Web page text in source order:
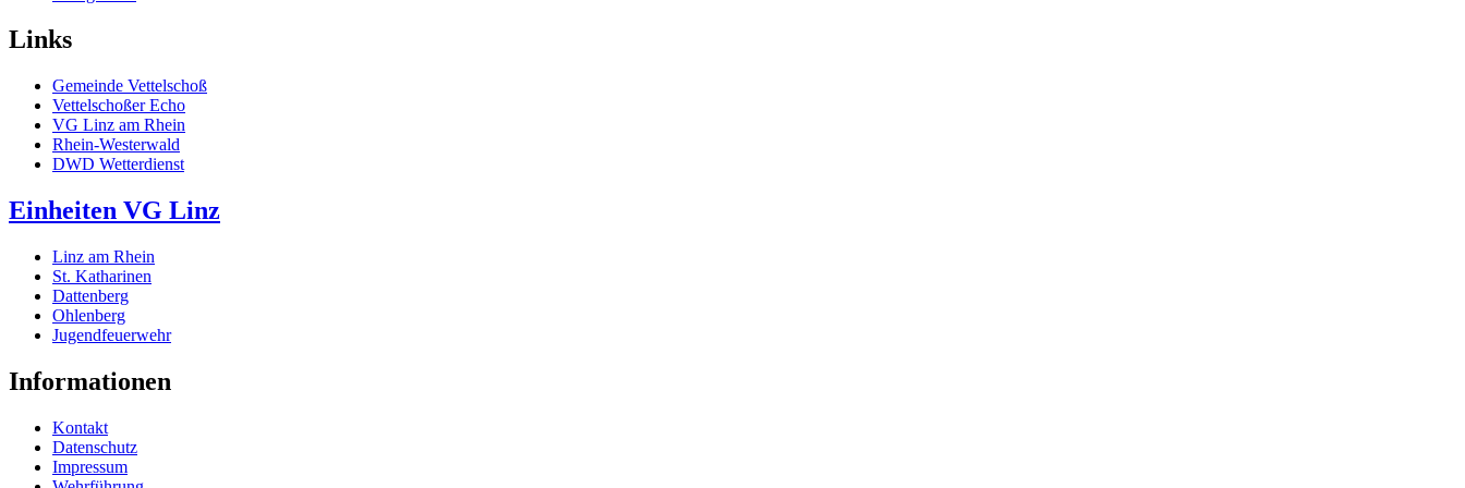
Links
Gemeinde Vettelschoß
Vettelschoßer Echo
VG Linz am Rhein
Rhein-Westerwald
DWD Wetterdienst
Einheiten VG Linz
Linz am Rhein
St. Katharinen
Dattenberg
Ohlenberg
Jugendfeuerwehr
Informationen
Kontakt
Datenschutz
Impressum